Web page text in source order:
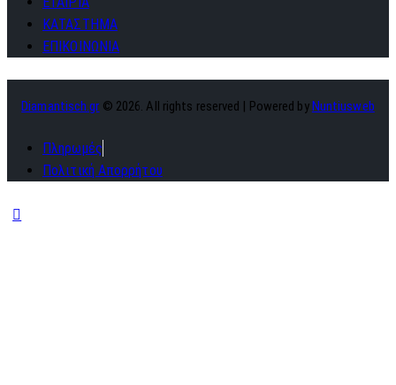
ΚΑΤΑΣΤΗΜΑ
ΕΠΙΚΟΙΝΩΝΙΑ
Diamantisch.gr © 2026. All rights reserved | Powered byNuntiusweb
Πληρωμές
Πολιτική Απορρήτου